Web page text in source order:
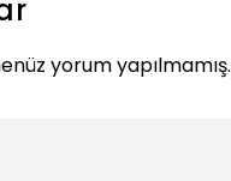
yorum yapılmamış.